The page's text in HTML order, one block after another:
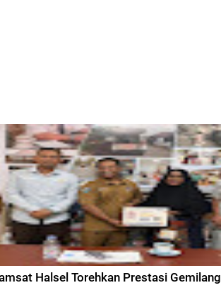
Halsel Torehkan Prestasi Gemilang